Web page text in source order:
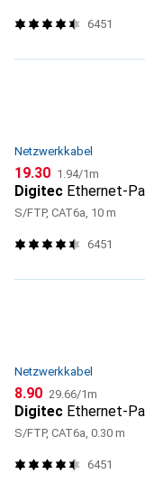
6451
Netzwerkkabel
CHF
19.30 CHF
1.94/1m
Digitec Ethernet-
S/FTP, CAT6a, 10 m
6451
Netzwerkkabel
CHF
8.90 CHF
29.66/1m
Digitec Ethernet-
S/FTP, CAT6a, 0.30 m
6451